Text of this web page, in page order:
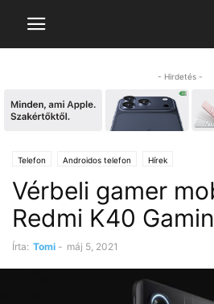
- Hirdetés -
Telefon Androidos telefon Hírek
Vérbeli gamer
Redmi K40
Írta: Tomi - máj 5, 2021